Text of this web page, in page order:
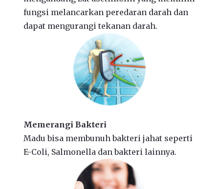
fungsi melancarkan peredaran darah dan
dapat mengurangi tekanan darah.
Memerangi Bakteri
Madu bisa membunuh bakteri jahat seperti
E-Coli, Salmonella dan bakteri lainnya.